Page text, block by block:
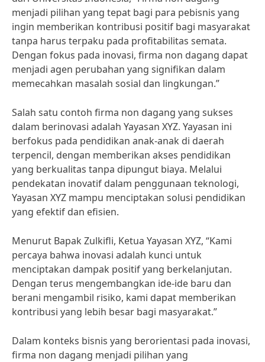
menjadi pilihan yang tepat bagi para pebisnis yang
ingin memberikan kontribusi positif bagi masyarakat
tanpa harus terpaku pada profitabilitas semata.
Dengan fokus pada inovasi, firma non dagang dapat
menjadi agen perubahan yang signifikan dalam
memecahkan masalah sosial dan lingkungan.”
Salah satu contoh firma non dagang yang sukses
dalam berinovasi adalah Yayasan XYZ. Yayasan ini
berfokus pada pendidikan anak-anak di daerah
terpencil, dengan memberikan akses pendidikan
yang berkualitas tanpa dipungut biaya. Melalui
pendekatan inovatif dalam penggunaan teknologi,
Yayasan XYZ mampu menciptakan solusi pendidikan
yang efektif dan efisien.
Menurut Bapak Zulkifli, Ketua Yayasan XYZ, “Kami
percaya bahwa inovasi adalah kunci untuk
menciptakan dampak positif yang berkelanjutan.
Dengan terus mengembangkan ide-ide baru dan
berani mengambil risiko, kami dapat memberikan
kontribusi yang lebih besar bagi masyarakat.”
Dalam konteks bisnis yang berorientasi pada inovasi,
firma non dagang menjadi pilihan yang